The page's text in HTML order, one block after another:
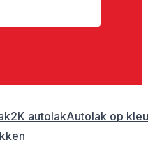
2K autolakAutolak op